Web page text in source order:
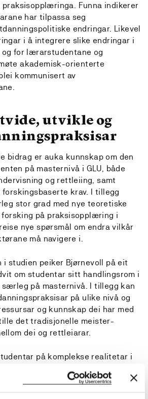
Funna indikerer
har tilpassa seg
endringar. Likevel
i å integrere slike endringar i
for lærarstudentane og
akademisk-orienterte
kommunisert av
utvikle og
bidrag er auka kunnskap om den
på masternivå i GLU, både
og rettleiing, samt
krav. I tillegg
stor grad med nye teoretiske
på praksisopplæring i
nye spørsmål om endra vilkår
må navigere i.
i studien peiker Bjørnevoll på eit
om studentar sitt handlingsrom i
på masternivå. I tillegg kan
på ulike nivå og
og kunnskap dei har med
det tradisjonelle meister-
dei og rettleiarar.
på komplekse realitetar i
quo og at aktørar legg til rette for